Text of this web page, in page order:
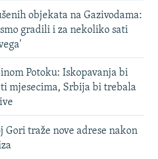
objekata na Gazivodama:
gradili i za nekoliko sati
Potoku: Iskopavanja bi
mjesecima, Srbija bi trebala
Gori traže nove adrese nakon